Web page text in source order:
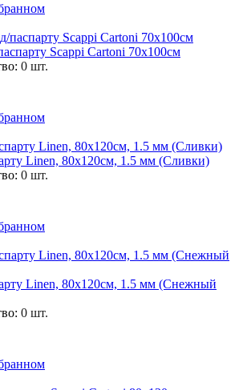
Scappi Cartoni 70х100см
0 шт.
Linen, 80х120см, 1.5 мм (Сливки)
0 шт.
Linen, 80х120см, 1.5 мм (Снежный
0 шт.